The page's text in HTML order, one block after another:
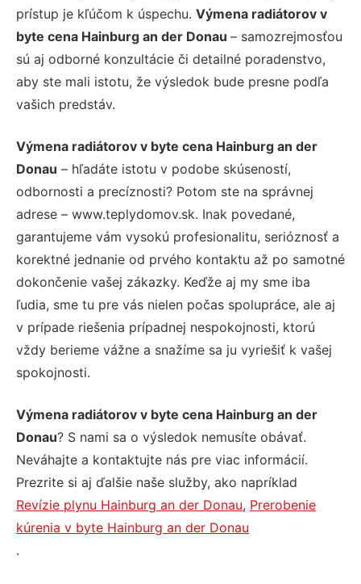
prístup je kľúčom k úspechu. Výmena radiátorov v
byte cena Hainburg an der Donau – samozrejmosťou
sú aj odborné konzultácie či detailné poradenstvo,
aby ste mali istotu, že výsledok bude presne podľa
vašich predstáv.
Výmena radiátorov v byte cena Hainburg an der
Donau – hľadáte istotu v podobe skúseností,
odbornosti a precíznosti? Potom ste na správnej
adrese – www.teplydomov.sk. Inak povedané,
garantujeme vám vysokú profesionalitu, serióznosť a
korektné jednanie od prvého kontaktu až po samotné
dokončenie vašej zákazky. Keďže aj my sme iba
ľudia, sme tu pre vás nielen počas spolupráce, ale aj
v prípade riešenia prípadnej nespokojnosti, ktorú
vždy berieme vážne a snažíme sa ju vyriešiť k vašej
spokojnosti.
Výmena radiátorov v byte cena Hainburg an der
Donau? S nami sa o výsledok nemusíte obávať.
Neváhajte a kontaktujte nás pre viac informácií.
Prezrite si aj ďalšie naše služby, ako napríklad
Revízie plynu Hainburg an der Donau, Prerobenie
kúrenia v byte Hainburg an der Donau
.